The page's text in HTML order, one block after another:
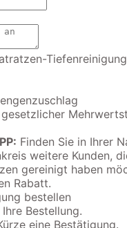
Tiefenreinigung
Finden Sie in Ihrer
weitere Kunden,
gereinigt haben
Rabatt.
bestellen
Bestellung.
eine Bestätigung.